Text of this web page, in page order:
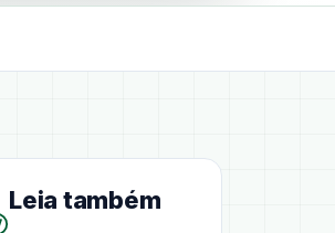
Leia também